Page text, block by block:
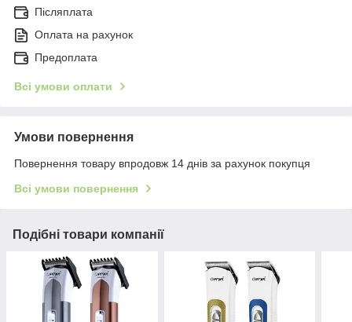
Післяплата
Оплата на рахунок
Предоплата
Всі умови оплати
Умови повернення
Повернення товару впродовж 14 днів за рахунок покупця
Всі умови повернення
Подібні товари компанії